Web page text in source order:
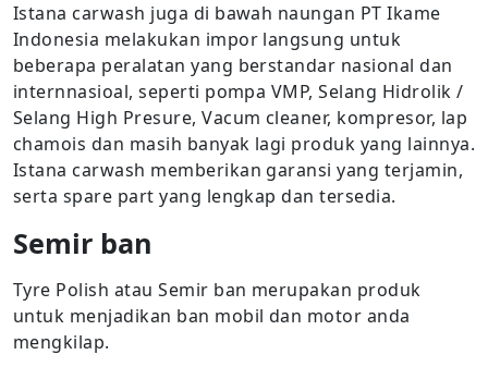
Istana carwash juga di bawah naungan PT Ikame
Indonesia melakukan impor langsung untuk
beberapa peralatan yang berstandar nasional dan
internnasioal, seperti pompa VMP, Selang Hidrolik /
Selang High Presure, Vacum cleaner, kompresor, lap
chamois dan masih banyak lagi produk yang lainnya.
Istana carwash memberikan garansi yang terjamin,
serta spare part yang lengkap dan tersedia.
Semir ban
Tyre Polish atau Semir ban merupakan produk
untuk menjadikan ban mobil dan motor anda
mengkilap.